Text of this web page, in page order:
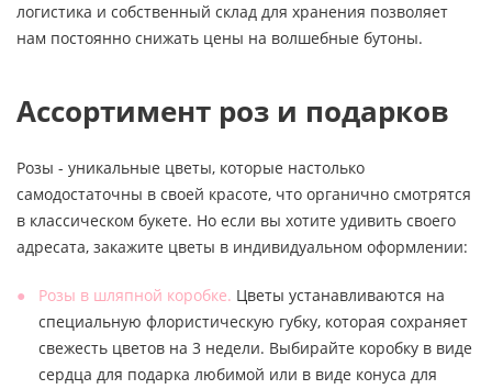
логистика и собственный склад для хранения позволяет
нам постоянно снижать цены на волшебные бутоны.
Ассортимент роз и подарков
Розы - уникальные цветы, которые настолько
самодостаточны в своей красоте, что органично смотрятся
в классическом букете. Но если вы хотите удивить своего
адресата, закажите цветы в индивидуальном оформлении:
Розы в шляпной коробке. Цветы устанавливаются на
специальную флористическую губку, которая сохраняет
свежесть цветов на 3 недели. Выбирайте коробку в виде
сердца для подарка любимой или в виде конуса для